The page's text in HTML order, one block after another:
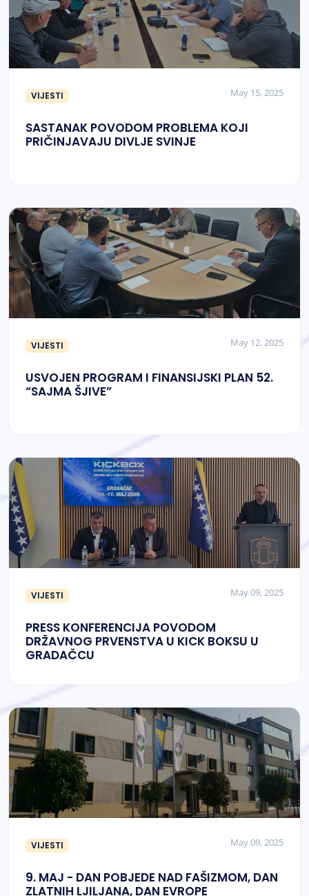
VIJESTI May 15, 2025
SASTANAK POVODOM PROBLEMA KOJI
PRIČINJAVAJU DIVLJE SVINJE
VIJESTI May 12, 2025
USVOJEN PROGRAM I FINANSIJSKI PLAN 52.
“SAJMA ŠJIVE”
VIJESTI May 09, 2025
PRESS KONFERENCIJA POVODOM
DRŽAVNOG PRVENSTVA U KICK BOKSU U
GRADAČCU
VIJESTI May 09, 2025
9. MAJ - DAN POBJEDE NAD FAŠIZMOM, DAN
ZLATNIH LJILJANA, DAN EVROPE